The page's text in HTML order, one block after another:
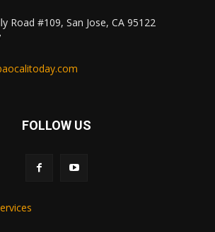
Road #109, San Jose, CA 95122
FOLLOW US